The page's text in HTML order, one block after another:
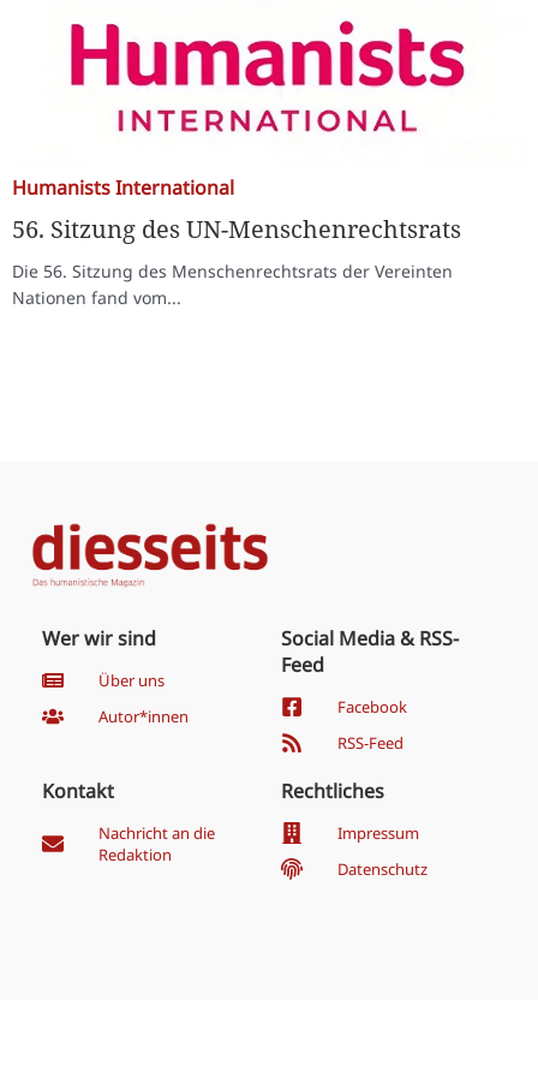
Humanists International
56. Sitzung des UN-Menschenrechtsrats
Die 56. Sitzung des Menschenrechtsrats der Vereinten
Nationen fand vom...
Wer wir sind
Über uns
Autor*innen
Social Media & RSS-
Feed
Facebook
RSS-Feed
Kontakt
Nachricht an die
Redaktion
Rechtliches
Impressum
Datenschutz